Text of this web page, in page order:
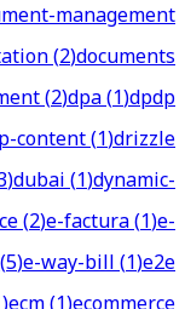
management
(2)documents
(2)dpa(1)dpdp
content(1)drizzle
)dubai(1)dynamic-
(2)e-factura(1)e-
5)e-way-bill(1)e2e